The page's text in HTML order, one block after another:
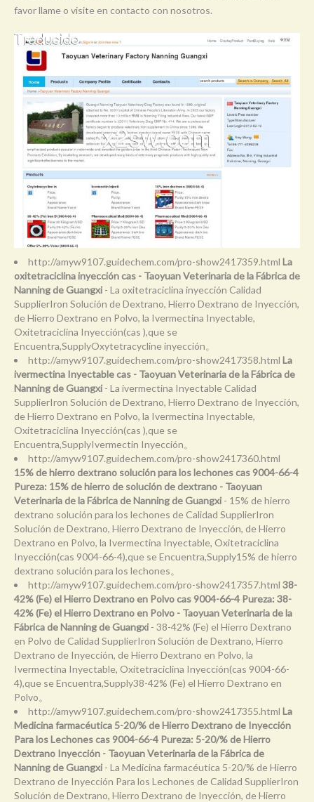
favor llame o visite en contacto con nosotros.
http://amyw9107.guidechem.com/pro-show2417359.html La
oxitetraciclina inyección cas - Taoyuan Veterinaria de la Fábrica de
Nanning de Guangxi - La oxitetraciclina inyección Calidad
SupplierIron Solución de Dextrano, Hierro Dextrano de Inyección,
de Hierro Dextrano en Polvo, la Ivermectina Inyectable,
Oxitetraciclina Inyección(cas ),que se
Encuentra,SupplyOxytetracycline inyección。
http://amyw9107.guidechem.com/pro-show2417358.html La
ivermectina Inyectable cas - Taoyuan Veterinaria de la Fábrica de
Nanning de Guangxi - La ivermectina Inyectable Calidad
SupplierIron Solución de Dextrano, Hierro Dextrano de Inyección,
de Hierro Dextrano en Polvo, la Ivermectina Inyectable,
Oxitetraciclina Inyección(cas ),que se
Encuentra,SupplyIvermectin Inyección。
http://amyw9107.guidechem.com/pro-show2417360.html
15% de hierro dextrano solución para los lechones cas 9004-66-4
Pureza: 15% de hierro de solución de dextrano - Taoyuan
Veterinaria de la Fábrica de Nanning de Guangxi - 15% de hierro
dextrano solución para los lechones de Calidad SupplierIron
Solución de Dextrano, Hierro Dextrano de Inyección, de Hierro
Dextrano en Polvo, la Ivermectina Inyectable, Oxitetraciclina
Inyección(cas 9004-66-4),que se Encuentra,Supply15% de hierro
dextrano solución para los lechones。
http://amyw9107.guidechem.com/pro-show2417357.html 38-
42% (Fe) el Hierro Dextrano en Polvo cas 9004-66-4 Pureza: 38-
42% (Fe) el Hierro Dextrano en Polvo - Taoyuan Veterinaria de la
Fábrica de Nanning de Guangxi - 38-42% (Fe) el Hierro Dextrano
en Polvo de Calidad SupplierIron Solución de Dextrano, Hierro
Dextrano de Inyección, de Hierro Dextrano en Polvo, la
Ivermectina Inyectable, Oxitetraciclina Inyección(cas 9004-66-
4),que se Encuentra,Supply38-42% (Fe) el Hierro Dextrano en
Polvo。
http://amyw9107.guidechem.com/pro-show2417355.html La
Medicina farmacéutica 5-20/% de Hierro Dextrano de Inyección
Para los Lechones cas 9004-66-4 Pureza: 5-20/% de Hierro
Dextrano Inyección - Taoyuan Veterinaria de la Fábrica de
Nanning de Guangxi - La Medicina farmacéutica 5-20/% de Hierro
Dextrano de Inyección Para los Lechones de Calidad SupplierIron
Solución de Dextrano, Hierro Dextrano de Inyección, de Hierro